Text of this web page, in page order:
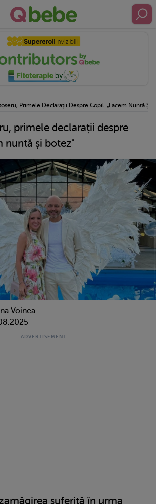
Primele Declarații Despre Copil. „Facem Nuntă Și
primele declarații despre
nuntă și botez"
Voinea
suferită în urma